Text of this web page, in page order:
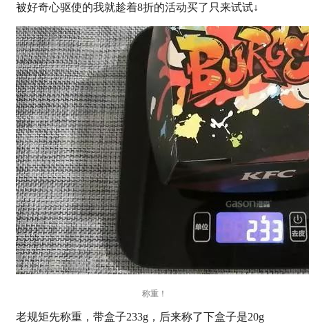
被好奇心驱使的我就趁着8折的活动买了只来试试↓
称重！
老规矩先称重，带盒子233g，后来称了下盒子是20g